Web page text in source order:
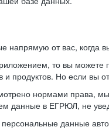
от вас, когда
то вы можете
и продуктов. Но если вы
нормами права,
данные в ЕГРЮЛ, не
данные